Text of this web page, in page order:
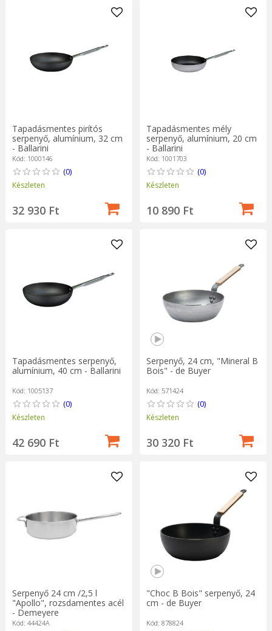
Tapadásmentes pirítós
serpenyő, alumínium, 32 cm
- Ballarini
Kód: 1000146
(0)
Készleten
32 930 Ft
Tapadásmentes mély
serpenyő, alumínium, 20 cm
- Ballarini
Kód: 1001703
(0)
Készleten
10 890 Ft
Tapadásmentes serpenyő,
alumínium, 40 cm - Ballarini
Kód: 1005137
(0)
Készleten
42 690 Ft
Serpenyő, 24 cm, "Mineral B
Bois" - de Buyer
Kód: 571424
(0)
Készleten
30 320 Ft
Serpenyő 24 cm /2,5 l
"Apollo", rozsdamentes acél
- Demeyere
Kód: 44424A
"Choc B Bois" serpenyő, 24
cm - de Buyer
Kód: 878824